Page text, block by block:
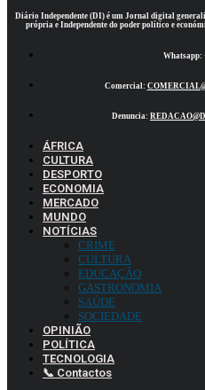
Diário Independente (DI) é um Jornal digital
própria e Independente do poder político e
Whatsapp:
Comercial:
Denuncia:
ÁFRICA
CULTURA
DESPORTO
ECONOMIA
MERCADO
MUNDO
NOTÍCIAS
CRIME
CULTURA
EDUCAÇÃO
GASTRONOMIA
SAÚDE
SOCIEDADE
OPINIÃO
POLÍTICA
TECNOLOGIA
📞 Contactos